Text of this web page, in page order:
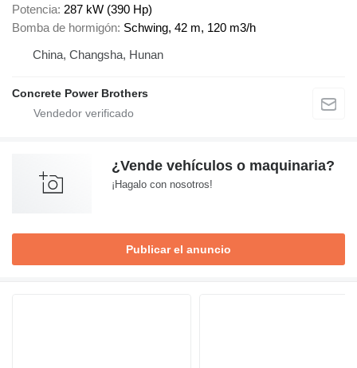
Potencia 287 kW (390 Hp)
Bomba de hormigón Schwing, 42 m, 120 m3/h
China, Changsha, Hunan
Concrete Power Brothers
¿Vende vehículos o maquinaria?
¡Hagalo con nosotros!
Publicar el anuncio